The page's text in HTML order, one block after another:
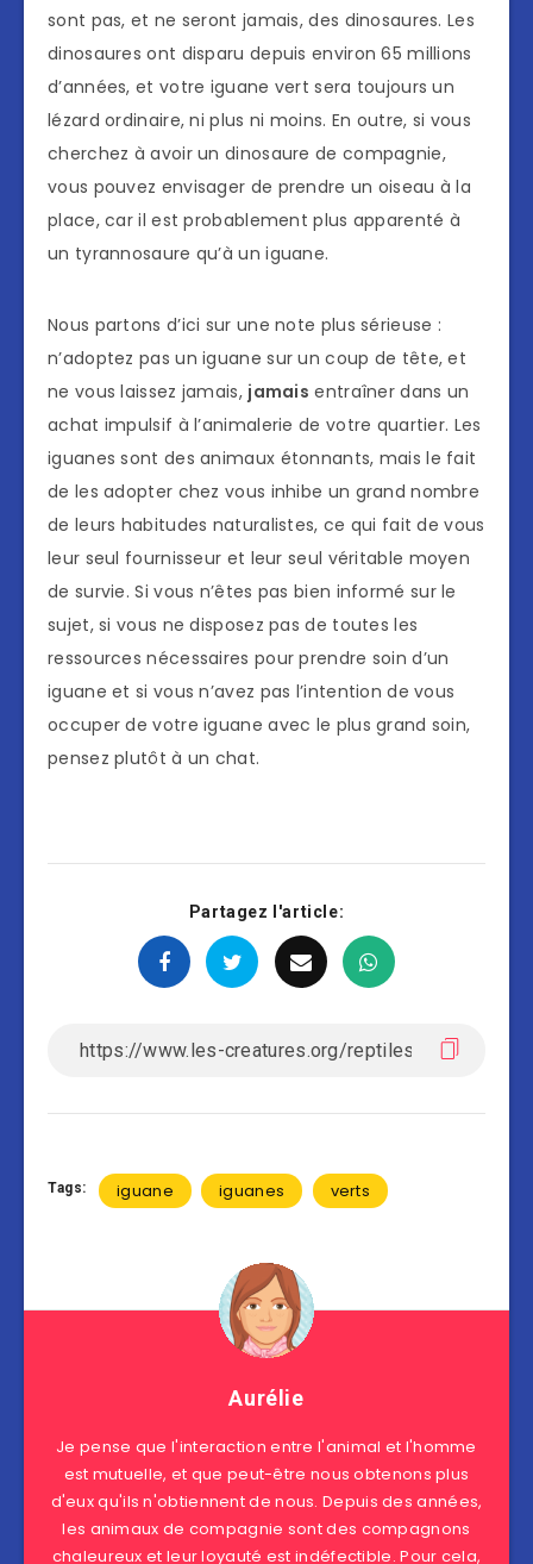
sont pas, et ne seront jamais, des dinosaures. Les
dinosaures ont disparu depuis environ 65 millions
d’années, et votre iguane vert sera toujours un
lézard ordinaire, ni plus ni moins. En outre, si vous
cherchez à avoir un dinosaure de compagnie,
vous pouvez envisager de prendre un oiseau à la
place, car il est probablement plus apparenté à
un tyrannosaure qu’à un iguane.
Nous partons d’ici sur une note plus sérieuse :
n’adoptez pas un iguane sur un coup de tête, et
ne vous laissez jamais, jamais entraîner dans un
achat impulsif à l’animalerie de votre quartier. Les
iguanes sont des animaux étonnants, mais le fait
de les adopter chez vous inhibe un grand nombre
de leurs habitudes naturalistes, ce qui fait de vous
leur seul fournisseur et leur seul véritable moyen
de survie. Si vous n’êtes pas bien informé sur le
sujet, si vous ne disposez pas de toutes les
ressources nécessaires pour prendre soin d’un
iguane et si vous n’avez pas l’intention de vous
occuper de votre iguane avec le plus grand soin,
pensez plutôt à un chat.
Partagez l'article:
Tags: iguane iguanes verts
Aurélie
Je pense que l'interaction entre l'animal et l'homme
est mutuelle, et que peut-être nous obtenons plus
d'eux qu'ils n'obtiennent de nous. Depuis des années,
les animaux de compagnie sont des compagnons
chaleureux et leur loyauté est indéfectible. Pour cela,